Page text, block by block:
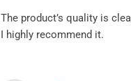
The product’s quality is
I highly recommend it.